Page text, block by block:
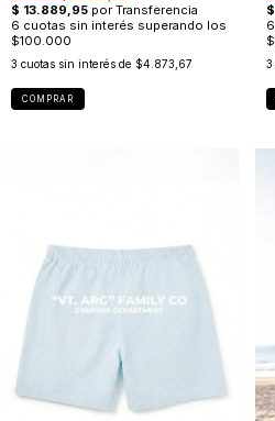
3 cuotas sin interés de $4.873,67
COMPRAR
3